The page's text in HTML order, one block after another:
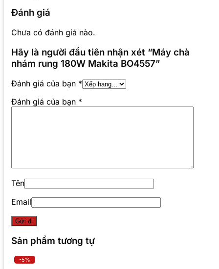
Đánh giá
Chưa có đánh giá nào.
Hãy là người đầu tiên nhận xét “Máy chà
nhám rung 180W Makita BO4557”
Đánh giá của bạn *
Đánh giá của bạn *
Tên
Email
Sản phẩm tương tự
-5%